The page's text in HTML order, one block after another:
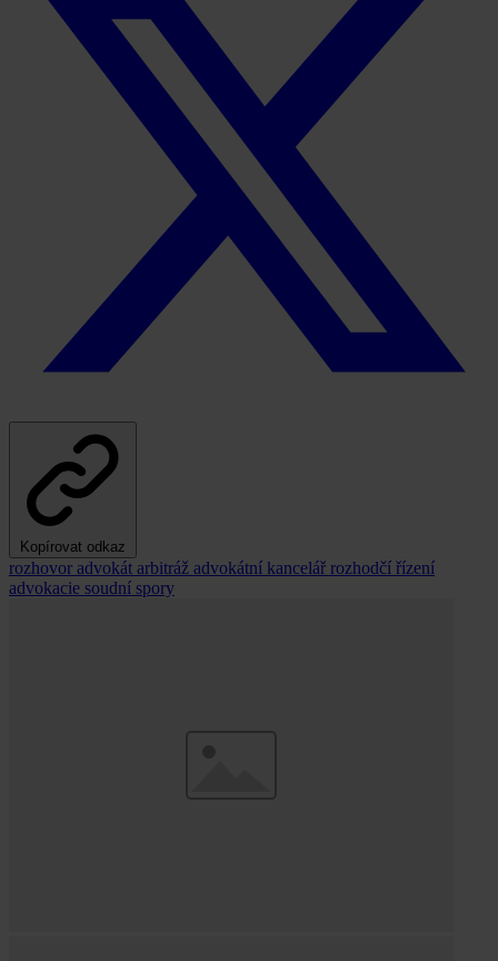
Kopírovat odkaz
rozhovor advokát arbitráž advokátní kancelář rozhodčí řízení
advokacie soudní spory